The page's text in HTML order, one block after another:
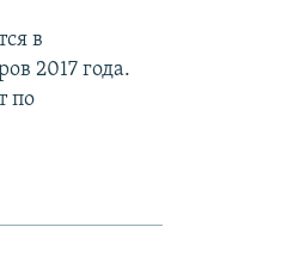
в
2017 года.
по